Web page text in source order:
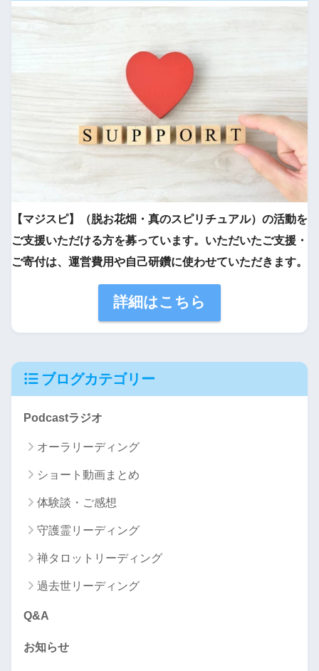
【マジスピ】（脱お花畑・真のスピリチュアル）の活動を
ご支援いただける方を募っています。いただいたご支援・
ご寄付は、運営費用や自己研鑽に使わせていただきます。
詳細はこちら
ブログカテゴリー
Podcastラジオ
オーラリーディング
ショート動画まとめ
体験談・ご感想
守護霊リーディング
禅タロットリーディング
過去世リーディング
Q&A
お知らせ